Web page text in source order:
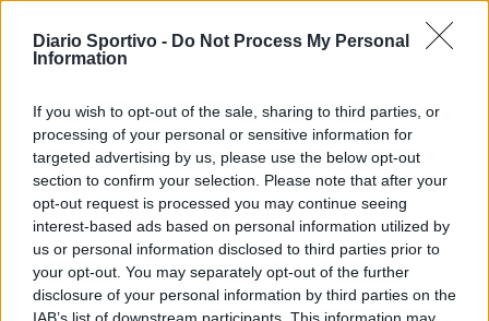
Diario Sportivo - Do Not Process My Personal
Information
If you wish to opt-out of the sale, sharing to third parties, or
processing of your personal or sensitive information for
targeted advertising by us, please use the below opt-out
section to confirm your selection. Please note that after your
opt-out request is processed you may continue seeing
interest-based ads based on personal information utilized by
us or personal information disclosed to third parties prior to
your opt-out. You may separately opt-out of the further
disclosure of your personal information by third parties on the
Il Tavolara si rinforza dall'Eccellenza: preso Malesa
dopo il bomber Balde
categoria per tornare ad essere una protagonista del calcio sardo. Il
Tavolara ha vinto il campionato di Seconda battendo sul filo di…
Il Tertenia fa un gran colpo e riporta a casa
Mattia Floris dopo 15 anni di serie D
22 Lug 2026
Il Ghilarza a caccia del riscatto: «La Prima?